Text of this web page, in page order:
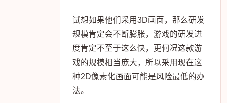
试想如果他们采用3D画面，那么研发
规模肯定会不断膨胀，游戏的研发进
度肯定不至于这么快，更何况这款游
戏的规模相当庞大，所以采用现在这
种2D像素化画面可能是风险最低的办
法。